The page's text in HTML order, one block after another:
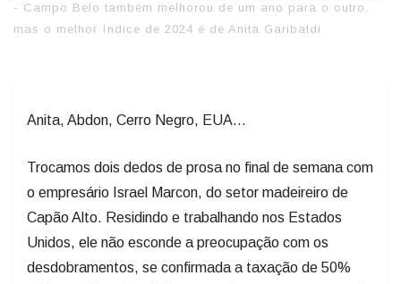
- Campo Belo também melhorou de um ano para o outro,
mas o melhor índice de 2024 é de Anita Garibaldi
Anita, Abdon, Cerro Negro, EUA...
Trocamos dois dedos de prosa no final de semana com
o empresário Israel Marcon, do setor madeireiro de
Capão Alto. Residindo e trabalhando nos Estados
Unidos, ele não esconde a preocupação com os
desdobramentos, se confirmada a taxação de 50%